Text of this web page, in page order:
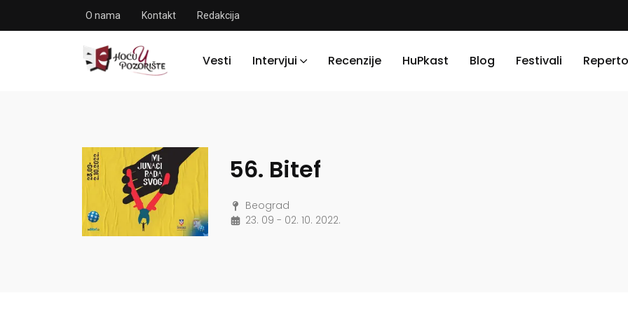
O nama Kontakt Redakcija
Vesti Intervjui Recenzije HuPkast Blog Festivali
56. Bitef
Beograd
23. 09 - 02. 10. 2022.